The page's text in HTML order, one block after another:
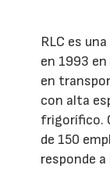
RLC es
en 1993 en
en
con alta
frigorífico.
de 150
responde